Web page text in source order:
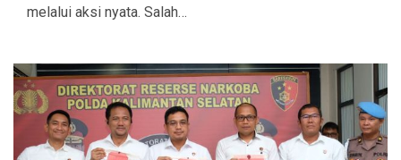
melalui aksi nyata. Salah…